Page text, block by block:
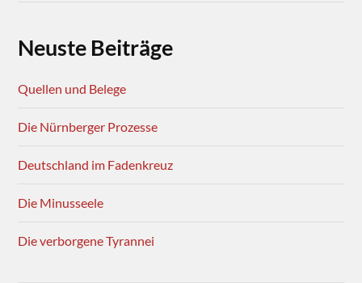
Neuste Beiträge
Quellen und Belege
Die Nürnberger Prozesse
Deutschland im Fadenkreuz
Die Minusseele
Die verborgene Tyrannei